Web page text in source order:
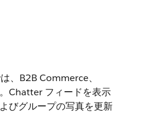
、B2B Commerce、
Chatter フィードを表示
びグループの写真を更新